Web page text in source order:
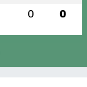
0 0